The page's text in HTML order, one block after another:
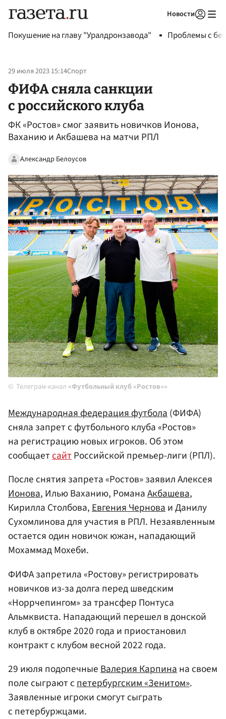
Новости
Покушение на главу "Уралдронзавода" Проблемы с
29 июля 2023 15:14Спорт
ФИФА сняла санкции
с российского клуба
ФК «Ростов» смог заявить новичков Ионова,
Ваханию и Акбашева на матчи РПЛ
Александр Белоусов
Телеграм-канал «Футбольный клуб «Ростов»»
Международная федерация футбола(ФИФА)
сняла запрет с футбольного клуба «Ростов»
на регистрацию новых игроков. Об этом
сообщаетсайтРоссийской премьер-лиги (РПЛ).
После снятия запрета «Ростов» заявил Алексея
Ионова, Илью Ваханию, РоманаАкбашева,
Кирилла Столбова,Евгения Черноваи Данилу
Сухомлинова для участия в РПЛ. Незаявленным
остается один новичок южан, нападающий
Мохаммад Мохеби.
ФИФА запретила «Ростову» регистрировать
новичков из-за долга перед шведским
«Норрчепингом» за трансфер Понтуса
Альмквиста. Нападающий перешел в донской
клуб в октябре 2020 года и приостановил
контракт с клубом весной 2022 года.
29 июля подопечныеВалерия Карпинана своем
поле сыграют спетербургским «Зенитом».
Заявленные игроки смогут сыграть
с петербуржцами.